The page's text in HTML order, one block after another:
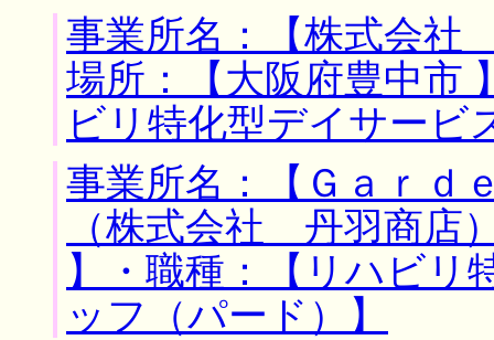
事業所名：【株式会
場所：【大阪府豊中市
ビリ特化型デイサービ
事業所名：【Ｇａｒｄ
（株式会社 丹羽商店
】・職種：【リハビリ
ッフ（パード）】